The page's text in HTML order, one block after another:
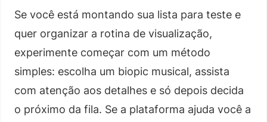
Se você está montando sua lista para teste e
quer organizar a rotina de visualização,
experimente começar com um método
simples: escolha um biopic musical, assista
com atenção aos detalhes e só depois decida
o próximo da fila. Se a plataforma ajuda você a